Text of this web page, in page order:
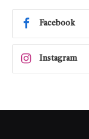
Facebook
Instagram